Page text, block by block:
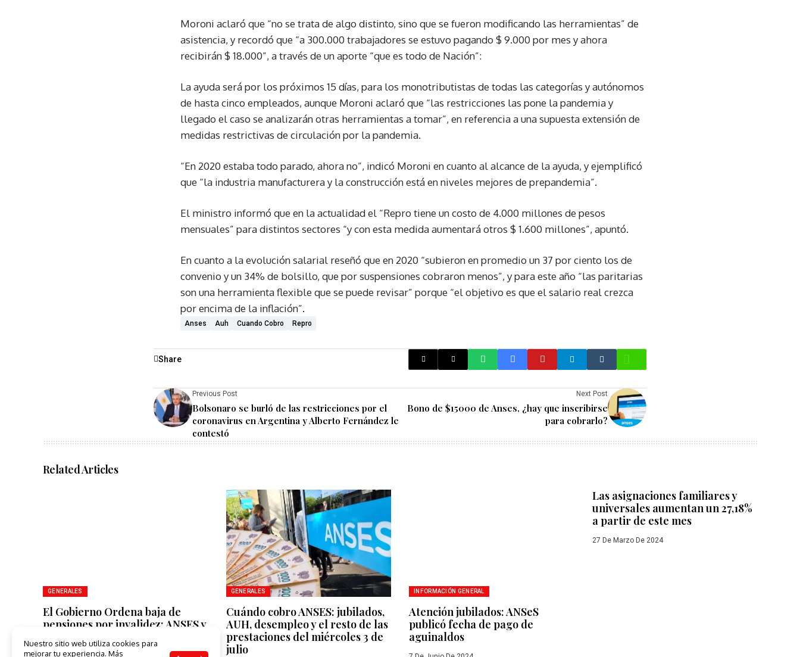
Moroni aclaró que “no se trata de algo distinto, sino que se fueron modificando las herramientas” de
asistencia, y recordó que “a 300.000 trabajadores se estuvo pagando $ 9.000 por mes y ahora
recibirán $ 18.000”, a través de un aporte “que es todo de Nación”:
La ayuda será por los próximos 15 días, para los monotributistas de todas las categorías y autónomos
de hasta cinco empleados, aunque Moroni aclaró que “las restricciones las pone la pandemia y
llegado el caso se analizarán otras herramientas a tomar”, en referencia a una supuesta extensión de
medidas restrictivas de circulación por la pandemia.
“En 2020 estaba todo parado, ahora no”, indicó Moroni en cuanto al alcance de la ayuda, y ejemplificó
que “la industria manufacturera y la construcción está en niveles mejores de prepandemia”.
El ministro informó que en la actualidad el “Repro tiene un costo de 4.000 millones de pesos
mensuales” para distintos sectores “y con esta medida aumentará otros $ 1.600 millones”, apuntó.
En cuanto a la evolución salarial reseñó que en 2020 “subieron en promedio un 37 por ciento los de
convenio y un 34% de bolsillo, que por suspensiones cobraron menos”, y para este año “las paritarias
son una herramienta flexible que se puede revisar” porque “el objetivo es que el salario real crezca
por encima de la inflación”.
Anses Auh Cuando Cobro Repro
Share
Previous Post
Bolsonaro se burló de las restricciones por el
coronavirus en Argentina y Alberto Fernández le
contestó
Next Post
Bono de $15000 de Anses, ¿hay que inscribirse
para cobrarlo?
Related Articles
GENERALES
El Gobierno Ordena baja de
pensiones por invalidez: ANSES y
ANDIS iniciarán auditorías
masivas
GENERALES
Cuándo cobro ANSES: jubilados,
AUH, desempleo y el resto de las
prestaciones del miércoles 3 de
julio
INFORMACIÓN GENERAL
Atención jubilados: ANSeS
publicó fecha de pago de
aguinaldos
Las asignaciones familiares y
universales aumentan un 27,18%
a partir de este mes
27 De Marzo De 2024
Nuestro sitio web utiliza cookies para
mejorar tu experiencia. Más